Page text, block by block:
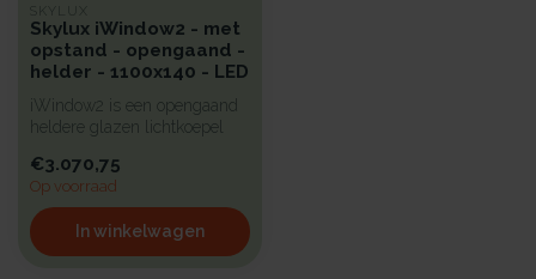
SKYLUX
Skylux iWindow2 - met
opstand - opengaand -
helder - 1100x140 - LED
iWindow2 is een opengaand
heldere glazen lichtkoepel
€3.070,75
Op voorraad
In winkelwagen